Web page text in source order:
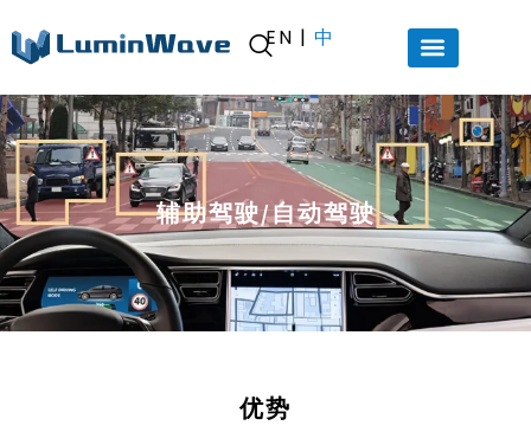
EN |中
辅助驾驶/自动驾驶
优势